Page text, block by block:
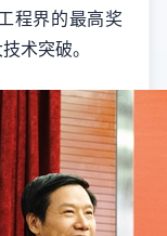
程界的最高奖
术突破。